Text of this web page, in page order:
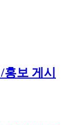
보 게시